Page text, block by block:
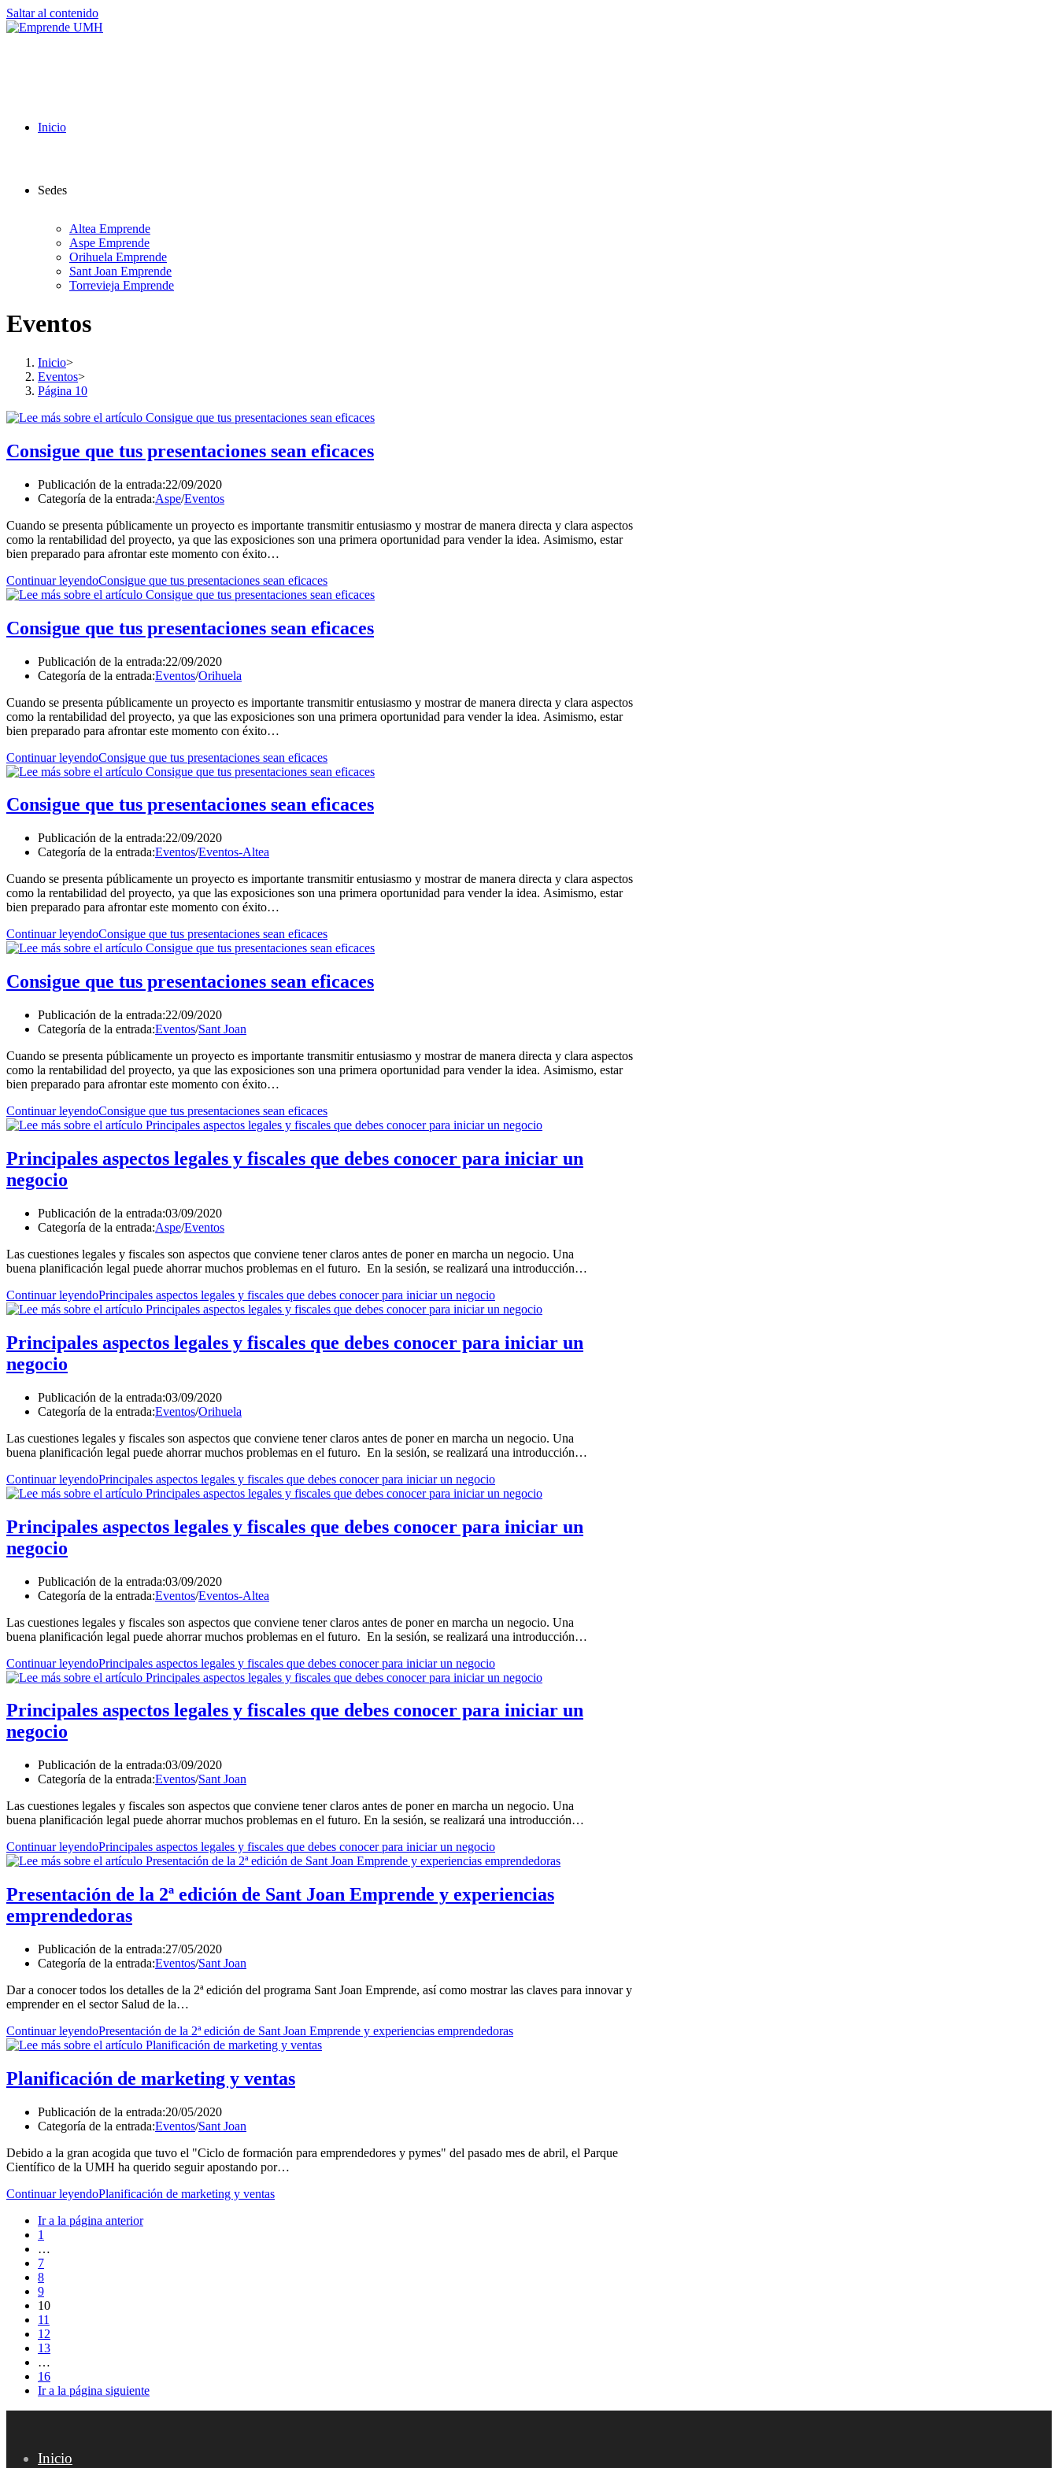
Saltar al contenido
Inicio
Sedes
Altea Emprende
Aspe Emprende
Orihuela Emprende
Sant Joan Emprende
Torrevieja Emprende
Eventos
Inicio>
Eventos>
Página 10
Consigue que tus presentaciones sean eficaces
Publicación de la entrada:22/09/2020
Categoría de la entrada:Aspe/Eventos
Cuando se presenta públicamente un proyecto es importante transmitir entusiasmo y mostrar de manera directa y clara aspectos
como la rentabilidad del proyecto, ya que las exposiciones son una primera oportunidad para vender la idea. Asimismo, estar
bien preparado para afrontar este momento con éxito…
Continuar leyendoConsigue que tus presentaciones sean eficaces
Consigue que tus presentaciones sean eficaces
Publicación de la entrada:22/09/2020
Categoría de la entrada:Eventos/Orihuela
Cuando se presenta públicamente un proyecto es importante transmitir entusiasmo y mostrar de manera directa y clara aspectos
como la rentabilidad del proyecto, ya que las exposiciones son una primera oportunidad para vender la idea. Asimismo, estar
bien preparado para afrontar este momento con éxito…
Continuar leyendoConsigue que tus presentaciones sean eficaces
Consigue que tus presentaciones sean eficaces
Publicación de la entrada:22/09/2020
Categoría de la entrada:Eventos/Eventos-Altea
Cuando se presenta públicamente un proyecto es importante transmitir entusiasmo y mostrar de manera directa y clara aspectos
como la rentabilidad del proyecto, ya que las exposiciones son una primera oportunidad para vender la idea. Asimismo, estar
bien preparado para afrontar este momento con éxito…
Continuar leyendoConsigue que tus presentaciones sean eficaces
Consigue que tus presentaciones sean eficaces
Publicación de la entrada:22/09/2020
Categoría de la entrada:Eventos/Sant Joan
Cuando se presenta públicamente un proyecto es importante transmitir entusiasmo y mostrar de manera directa y clara aspectos
como la rentabilidad del proyecto, ya que las exposiciones son una primera oportunidad para vender la idea. Asimismo, estar
bien preparado para afrontar este momento con éxito…
Continuar leyendoConsigue que tus presentaciones sean eficaces
Principales aspectos legales y fiscales que debes conocer para iniciar un
negocio
Publicación de la entrada:03/09/2020
Categoría de la entrada:Aspe/Eventos
Las cuestiones legales y fiscales son aspectos que conviene tener claros antes de poner en marcha un negocio. Una
buena planificación legal puede ahorrar muchos problemas en el futuro. En la sesión, se realizará una introducción…
Continuar leyendoPrincipales aspectos legales y fiscales que debes conocer para iniciar un negocio
Principales aspectos legales y fiscales que debes conocer para iniciar un
negocio
Publicación de la entrada:03/09/2020
Categoría de la entrada:Eventos/Orihuela
Las cuestiones legales y fiscales son aspectos que conviene tener claros antes de poner en marcha un negocio. Una
buena planificación legal puede ahorrar muchos problemas en el futuro. En la sesión, se realizará una introducción…
Continuar leyendoPrincipales aspectos legales y fiscales que debes conocer para iniciar un negocio
Principales aspectos legales y fiscales que debes conocer para iniciar un
negocio
Publicación de la entrada:03/09/2020
Categoría de la entrada:Eventos/Eventos-Altea
Las cuestiones legales y fiscales son aspectos que conviene tener claros antes de poner en marcha un negocio. Una
buena planificación legal puede ahorrar muchos problemas en el futuro. En la sesión, se realizará una introducción…
Continuar leyendoPrincipales aspectos legales y fiscales que debes conocer para iniciar un negocio
Principales aspectos legales y fiscales que debes conocer para iniciar un
negocio
Publicación de la entrada:03/09/2020
Categoría de la entrada:Eventos/Sant Joan
Las cuestiones legales y fiscales son aspectos que conviene tener claros antes de poner en marcha un negocio. Una
buena planificación legal puede ahorrar muchos problemas en el futuro. En la sesión, se realizará una introducción…
Continuar leyendoPrincipales aspectos legales y fiscales que debes conocer para iniciar un negocio
Presentación de la 2ª edición de Sant Joan Emprende y experiencias
emprendedoras
Publicación de la entrada:27/05/2020
Categoría de la entrada:Eventos/Sant Joan
Dar a conocer todos los detalles de la 2ª edición del programa Sant Joan Emprende, así como mostrar las claves para innovar y
emprender en el sector Salud de la…
Continuar leyendoPresentación de la 2ª edición de Sant Joan Emprende y experiencias emprendedoras
Planificación de marketing y ventas
Publicación de la entrada:20/05/2020
Categoría de la entrada:Eventos/Sant Joan
Debido a la gran acogida que tuvo el "Ciclo de formación para emprendedores y pymes" del pasado mes de abril, el Parque
Científico de la UMH ha querido seguir apostando por…
Continuar leyendoPlanificación de marketing y ventas
Ir a la página anterior
1
…
7
8
9
10
11
12
13
…
16
Ir a la página siguiente
Inicio